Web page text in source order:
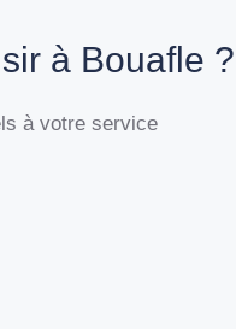
à Bouafle ?
à votre service